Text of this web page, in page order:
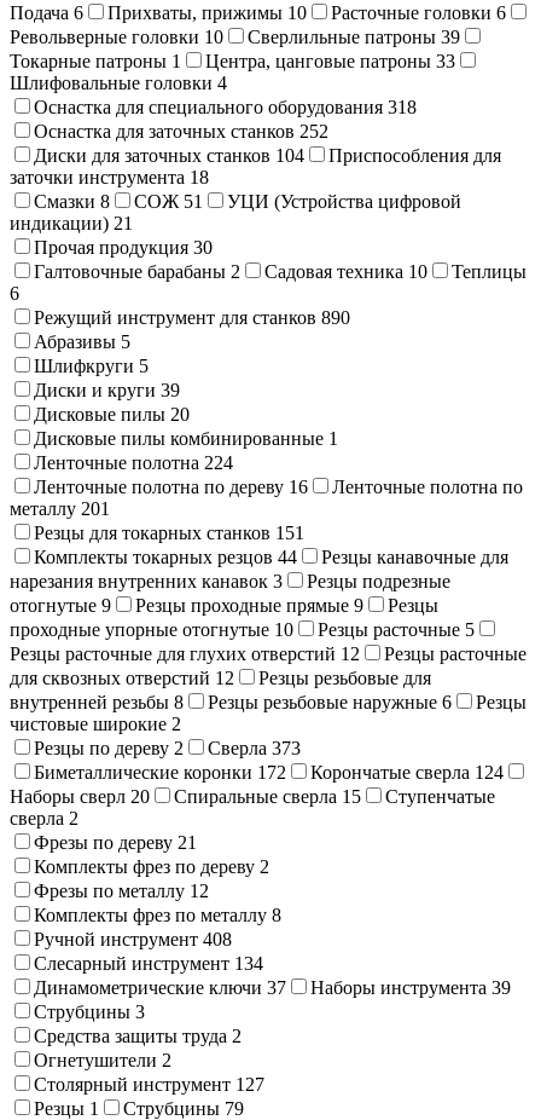
Подача 6 Прихваты, прижимы 10 Расточные головки 6
Револьверные головки 10 Сверлильные патроны 39
Токарные патроны 1 Центра, цанговые патроны 33
Шлифовальные головки 4
Оснастка для специального оборудования 318
Оснастка для заточных станков 252
Диски для заточных станков 104
Приспособления для
заточки инструмента 18
Смазки 8 СОЖ 51
УЦИ (Устройства цифровой
индикации) 21
Прочая продукция 30
Галтовочные барабаны 2 Садовая техника 10
Теплицы
6
Режущий инструмент для станков 890
Абразивы 5
Шлифкруги 5
Диски и круги 39
Дисковые пилы 20
Дисковые пилы комбинированные 1
Ленточные полотна 224
Ленточные полотна по дереву 16
Ленточные полотна по
металлу 201
Резцы для токарных станков 151
Комплекты токарных резцов 44
Резцы канавочные для
нарезания внутренних канавок 3
Резцы подрезные
отогнутые 9 Резцы проходные прямые 9
Резцы
проходные упорные отогнутые 10 Резцы расточные 5
Резцы расточные для глухих отверстий 12
Резцы расточные
для сквозных отверстий 12
Резцы резьбовые для
внутренней резьбы 8 Резцы резьбовые наружные 6
Резцы
чистовые широкие 2
Резцы по дереву 2 Сверла 373
Биметаллические коронки 172 Корончатые сверла 124
Наборы сверл 20 Спиральные сверла 15
Ступенчатые
сверла 2
Фрезы по дереву 21
Комплекты фрез по дереву 2
Фрезы по металлу 12
Комплекты фрез по металлу 8
Ручной инструмент 408
Слесарный инструмент 134
Динамометрические ключи 37 Наборы инструмента 39
Струбцины 3
Средства защиты труда 2
Огнетушители 2
Столярный инструмент 127
Резцы 1 Струбцины 79